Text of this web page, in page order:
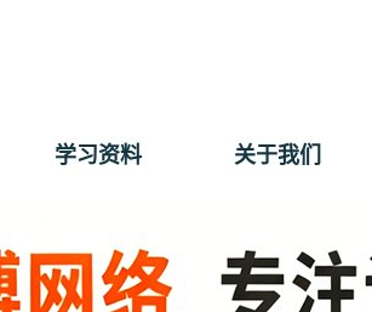
学习资料 关于我们